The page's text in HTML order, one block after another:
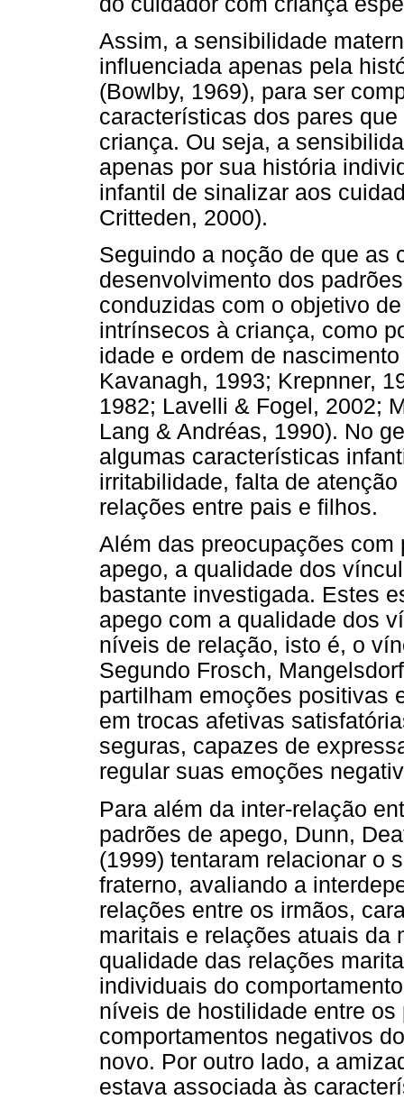
Assim, a sensibilidade
influenciada apenas pela
(Bowlby, 1969), para ser
características dos pares
criança. Ou seja, a
apenas por sua história
infantil de sinalizar aos
Critteden, 2000).
Seguindo a noção de que as
desenvolvimento dos
conduzidas com o objetivo
intrínsecos à criança, como
idade e ordem de
Kavanagh, 1993; Krepnner,
1982; Lavelli & Fogel, 2002;
Lang & Andréas, 1990). No
algumas características
irritabilidade, falta de
relações entre pais e filhos.
Além das preocupações
apego, a qualidade dos
bastante investigada. Estes
apego com a qualidade dos
níveis de relação, isto é, o
Segundo Frosch,
partilham emoções positivas
em trocas afetivas
seguras, capazes de
regular suas emoções
Para além da inter-relação
padrões de apego, Dunn,
(1999) tentaram relacionar o
fraterno, avaliando a
relações entre os irmãos,
maritais e relações atuais da
qualidade das relações
individuais do
níveis de hostilidade entre
comportamentos negativos
novo. Por outro lado, a
estava associada às